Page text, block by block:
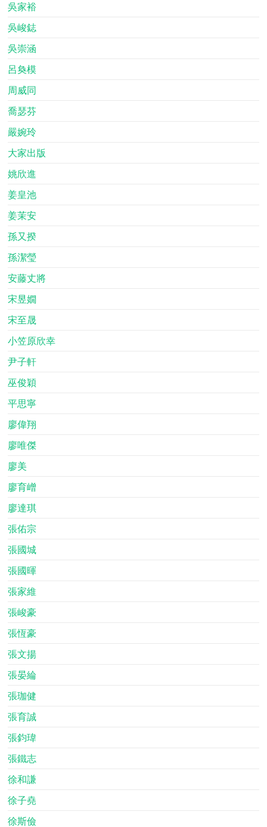
吳家裕
吳峻鋕
吳崇涵
呂奐模
周威同
喬瑟芬
嚴婉玲
大家出版
姚欣進
姜皇池
姜茉安
孫又揆
孫潔瑩
安藤丈將
宋昱嫺
宋至晟
小笠原欣幸
尹子軒
巫俊穎
平思寧
廖偉翔
廖唯傑
廖美
廖育嶒
廖達琪
張佑宗
張國城
張國暉
張家維
張峻豪
張恆豪
張文揚
張晏綸
張珈健
張育誠
張鈞瑋
張鐵志
徐和謙
徐子堯
徐斯儉